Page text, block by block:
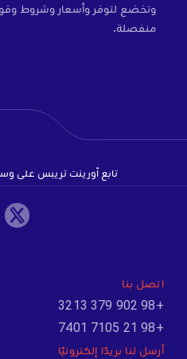
وتخضع لتوفر وأسعار وشروط
منفصلة.
تابع أورينت تريبس على
اتصل بنا
+98 902 379 3213
+98 21 7105 7401
أرسل لنا بريدًا إلكترونيًا